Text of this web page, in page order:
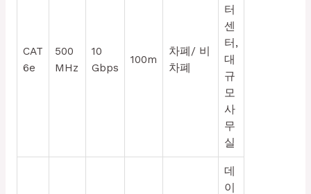
CAT
6e
500
MHz
10
Gbps
100m
차폐/ 비
차폐
터
센
터,
대
규
모
사
무
실
데
이